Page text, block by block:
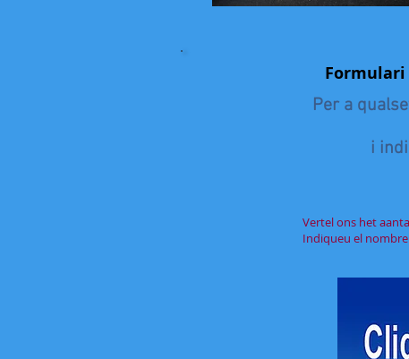
Formulari
Per a
i
Vertel ons het
Indiqueu el